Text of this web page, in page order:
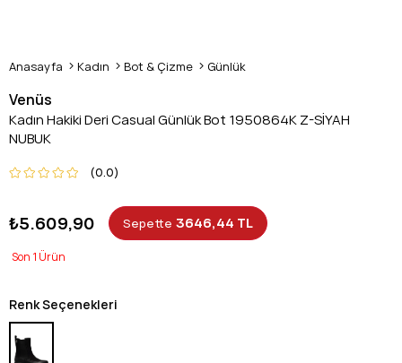
Anasayfa Kadın Bot & Çizme Günlük
Venüs
Kadın Hakiki Deri Casual Günlük Bot 1950864K Z-SİYAH
NUBUK
0.0
₺5.609,90 Sepette 3646,44 TL
1
Renk Seçenekleri